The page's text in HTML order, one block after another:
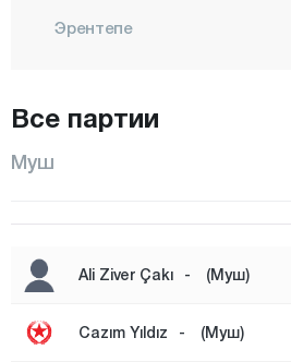
Эрентепе
МАЛАЗГИРТ
Все партии
Муш
Ali Ziver Çakı - (Муш)
Cazım Yıldız - (Муш)